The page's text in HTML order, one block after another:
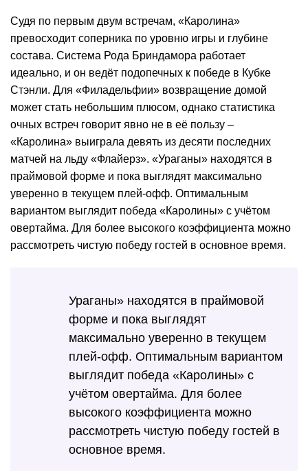
Судя по первым двум встречам, «Каролина»
превосходит соперника по уровню игры и глубине
состава. Система Рода Бриндамора работает
идеально, и он ведёт подопечных к победе в Кубке
Стэнли. Для «Филадельфии» возвращение домой
может стать небольшим плюсом, однако статистика
очных встреч говорит явно не в её пользу –
«Каролина» выиграла девять из десяти последних
матчей на льду «Флайерз». «Ураганы» находятся в
праймовой форме и пока выглядят максимально
уверенно в текущем плей-офф. Оптимальным
вариантом выглядит победа «Каролины» с учётом
овертайма. Для более высокого коэффициента можно
рассмотреть чистую победу гостей в основное время.
Ураганы» находятся в праймовой
форме и пока выглядят
максимально уверенно в текущем
плей-офф. Оптимальным вариантом
выглядит победа «Каролины» с
учётом овертайма. Для более
высокого коэффициента можно
рассмотреть чистую победу гостей в
основное время.